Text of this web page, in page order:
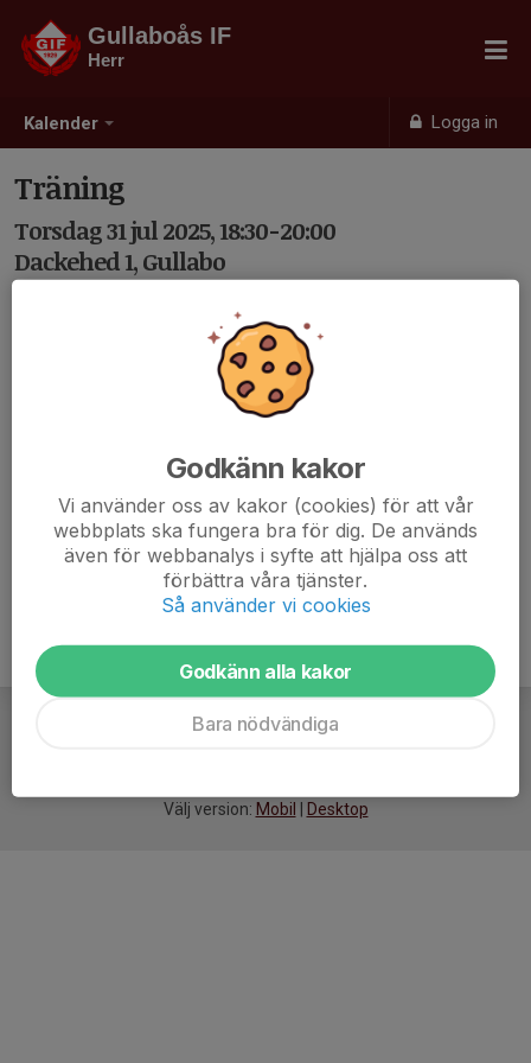
Kalender Logga in
Gullaboås IF
Herr
Träning
Torsdag 31 jul 2025, 18:30-20:00
Dackehed 1, Gullabo
Välj version: Mobil Desktop
Godkänn kakor
Vi använder oss av kakor (cookies) för att vår
webbplats ska fungera bra för dig. De används
även för webbanalys i syfte att hjälpa oss att
förbättra våra tjänster.
Så använder vi cookies
Godkänn alla kakor
Bara nödvändiga